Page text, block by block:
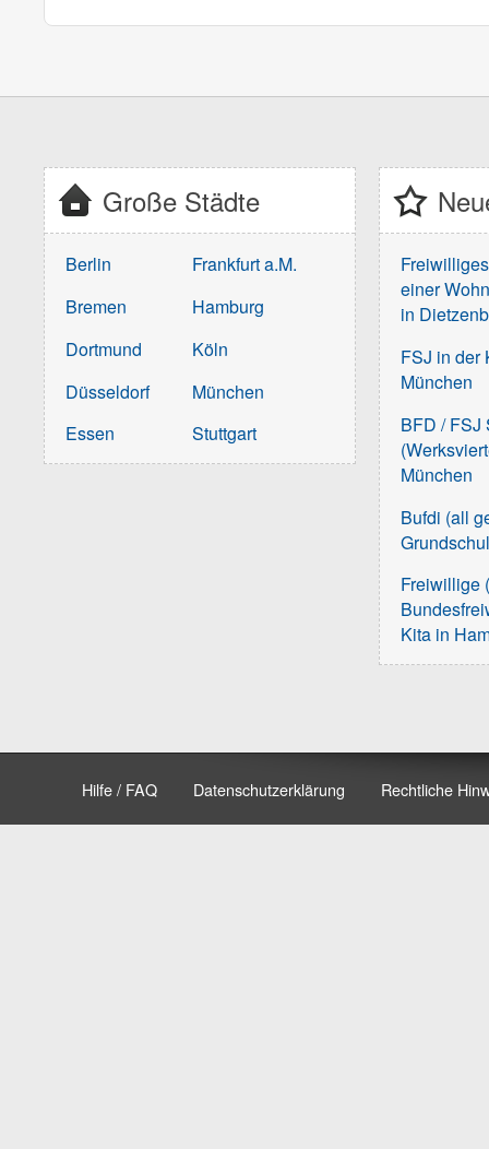
Große Städte
Berlin
Bremen
Dortmund
Düsseldorf
Essen
Frankfurt a.M.
Hamburg
Köln
München
Stuttgart
einer
in
FSJ in der
München
BFD / FSJ
München
Bufdi (all
Freiwillige
Kita in
Hilfe / FAQ Datenschutzerklärung Rechtliche